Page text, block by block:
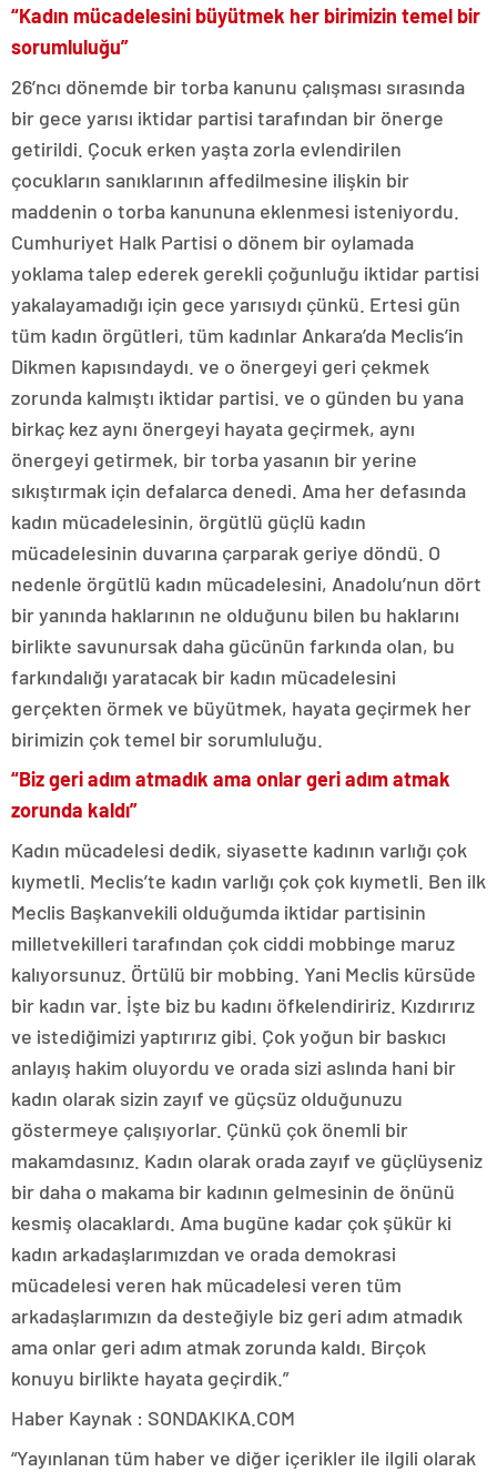
“Kadın mücadelesini büyütmek her birimizin temel bir
sorumluluğu”
26’ncı dönemde bir torba kanunu çalışması sırasında
bir gece yarısı iktidar partisi tarafından bir önerge
getirildi. Çocuk erken yaşta zorla evlendirilen
çocukların sanıklarının affedilmesine ilişkin bir
maddenin o torba kanununa eklenmesi isteniyordu.
Cumhuriyet Halk Partisi o dönem bir oylamada
yoklama talep ederek gerekli çoğunluğu iktidar partisi
yakalayamadığı için gece yarısıydı çünkü. Ertesi gün
tüm kadın örgütleri, tüm kadınlar Ankara’da Meclis’in
Dikmen kapısındaydı. ve o önergeyi geri çekmek
zorunda kalmıştı iktidar partisi. ve o günden bu yana
birkaç kez aynı önergeyi hayata geçirmek, aynı
önergeyi getirmek, bir torba yasanın bir yerine
sıkıştırmak için defalarca denedi. Ama her defasında
kadın mücadelesinin, örgütlü güçlü kadın
mücadelesinin duvarına çarparak geriye döndü. O
nedenle örgütlü kadın mücadelesini, Anadolu’nun dört
bir yanında haklarının ne olduğunu bilen bu haklarını
birlikte savunursak daha gücünün farkında olan, bu
farkındalığı yaratacak bir kadın mücadelesini
gerçekten örmek ve büyütmek, hayata geçirmek her
birimizin çok temel bir sorumluluğu.
“Biz geri adım atmadık ama onlar geri adım atmak
zorunda kaldı”
Kadın mücadelesi dedik, siyasette kadının varlığı çok
kıymetli. Meclis’te kadın varlığı çok çok kıymetli. Ben ilk
Meclis Başkanvekili olduğumda iktidar partisinin
milletvekilleri tarafından çok ciddi mobbinge maruz
kalıyorsunuz. Örtülü bir mobbing. Yani Meclis kürsüde
bir kadın var. İşte biz bu kadını öfkelendiririz. Kızdırırız
ve istediğimizi yaptırırız gibi. Çok yoğun bir baskıcı
anlayış hakim oluyordu ve orada sizi aslında hani bir
kadın olarak sizin zayıf ve güçsüz olduğunuzu
göstermeye çalışıyorlar. Çünkü çok önemli bir
makamdasınız. Kadın olarak orada zayıf ve güçlüyseniz
bir daha o makama bir kadının gelmesinin de önünü
kesmiş olacaklardı. Ama bugüne kadar çok şükür ki
kadın arkadaşlarımızdan ve orada demokrasi
mücadelesi veren hak mücadelesi veren tüm
arkadaşlarımızın da desteğiyle biz geri adım atmadık
ama onlar geri adım atmak zorunda kaldı. Birçok
konuyu birlikte hayata geçirdik.”
Haber Kaynak : SONDAKIKA.COM
“Yayınlanan tüm haber ve diğer içerikler ile ilgili olarak